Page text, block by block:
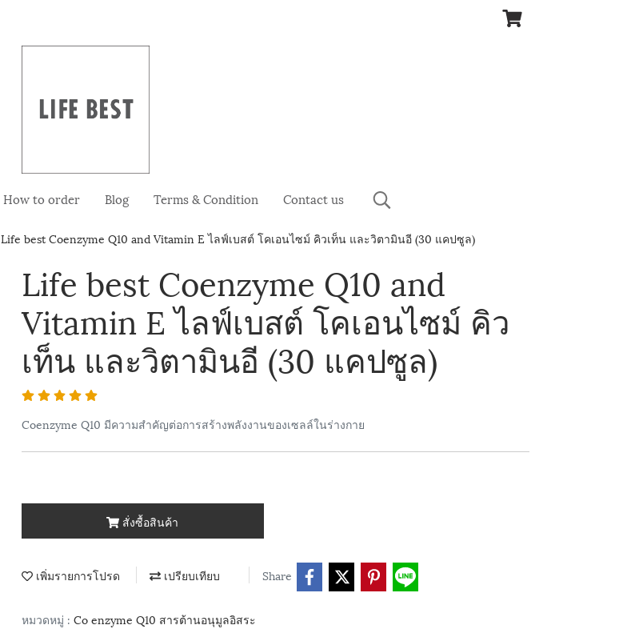
How to order Blog Terms & Condition Contact us
Life best Coenzyme Q10 and Vitamin E ไลฟ์เบสต์ โคเอนไซม์ คิวเท็น และวิตามินอี (30 แคปซูล)
Life best Coenzyme Q10 and
Vitamin E ไลฟ์เบสต์ โคเอนไซม์ คิว
เท็น และวิตามินอี (30 แคปซูล)
Coenzyme Q10 มีความสำคัญต่อการสร้างพลังงานของเซลล์ในร่างกาย
สั่งซื้อสินค้า
เพิ่มรายการโปรด เปรียบเทียบ Share
หมวดหมู่ : Co enzyme Q10 สารต้านอนุมูลอิสระ